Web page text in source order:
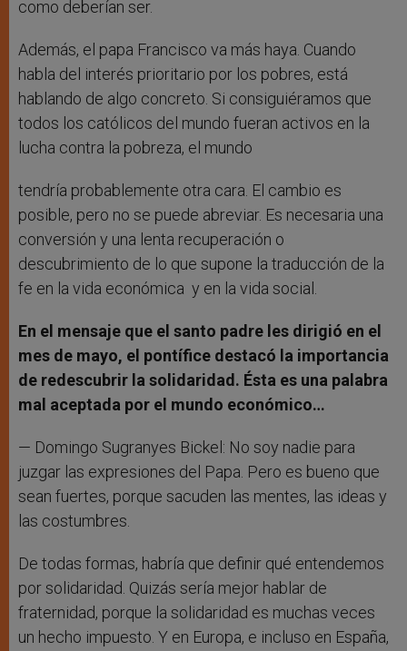
como deberían ser.
Además, el papa Francisco va más haya. Cuando
habla del interés prioritario por los pobres, está
hablando de algo concreto. Si consiguiéramos que
todos los católicos del mundo fueran activos en la
lucha contra la pobreza, el mundo
tendría probablemente otra cara. El cambio es
posible, pero no se puede abreviar. Es necesaria una
conversión y una lenta recuperación o
descubrimiento de lo que supone la traducción de la
fe en la vida económica y en la vida social.
En el mensaje que el santo padre les dirigió en el
mes de mayo, el pontífice destacó la importancia
de redescubrir la solidaridad. Ésta es una palabra
mal aceptada por el mundo económico…
— Domingo Sugranyes Bickel: No soy nadie para
juzgar las expresiones del Papa. Pero es bueno que
sean fuertes, porque sacuden las mentes, las ideas y
las costumbres.
De todas formas, habría que definir qué entendemos
por solidaridad. Quizás sería mejor hablar de
fraternidad, porque la solidaridad es muchas veces
un hecho impuesto. Y en Europa, e incluso en España,